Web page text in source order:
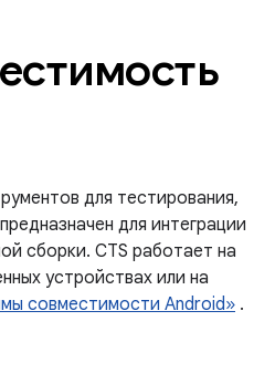
для тестирования,
для интеграции
сборки. CTS работает на
устройствах или на
совместимости Android» .